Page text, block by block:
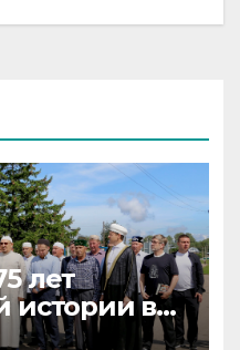
лет
истории в
России